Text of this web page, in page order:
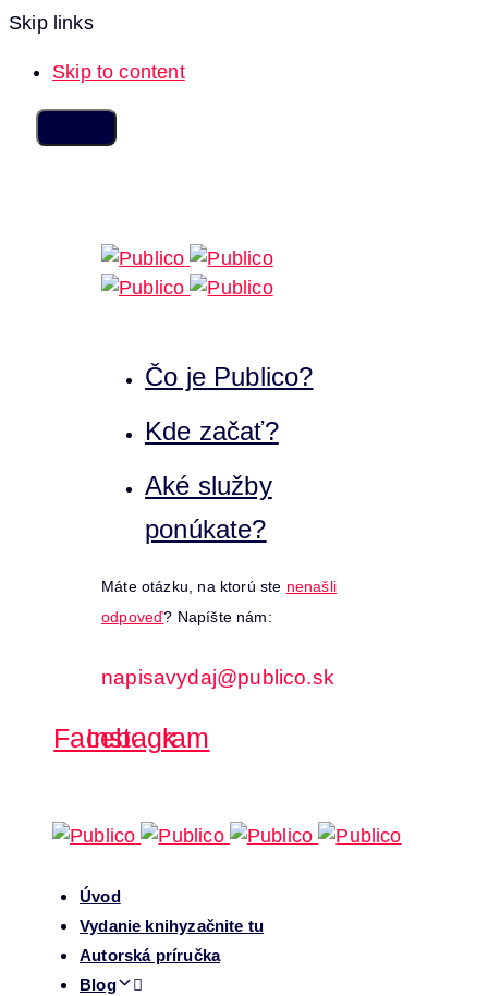
Skip links
Skip to content
Čo je Publico?
Kde začať?
Aké služby
ponúkate?
Máte otázku, na ktorú ste nenašli
odpoveď? Napíšte nám:
napisavydaj@publico.sk
Facebook
Instagram
Úvod
Vydanie knihyzačnite tu
Autorská príručka
Blog